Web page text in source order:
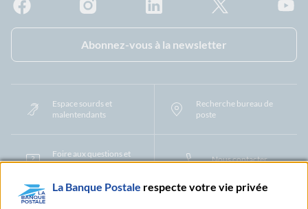
Abonnez-vous à la newsletter
Espace sourds et
malentendants
Recherche bureau de
poste
Foire aux questions et
centre d'aide
Nous contacter
La Banque Postale respecte votre vie privée